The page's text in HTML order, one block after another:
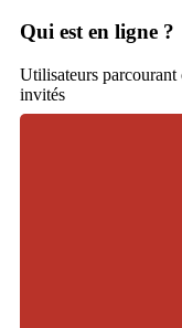
Qui est en ligne ?
Utilisateurs
invités